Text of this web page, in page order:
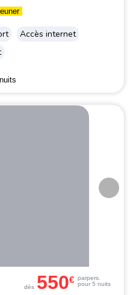
Accès internet
dès 550€ parpers.
pour 5 nuits